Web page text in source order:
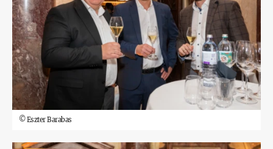
©Eszter Barabas